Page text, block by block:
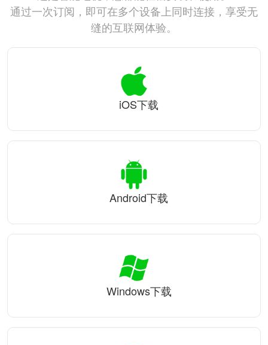
通过一次订阅，即可在多个设备上同时连接，享受无
缝的互联网体验。
iOS下载
Android下载
Windows下载